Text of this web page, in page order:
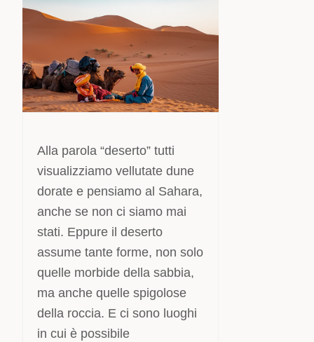
Alla parola “deserto” tutti
visualizziamo vellutate dune
dorate e pensiamo al Sahara,
anche se non ci siamo mai
stati. Eppure il deserto
assume tante forme, non solo
quelle morbide della sabbia,
ma anche quelle spigolose
della roccia. E ci sono luoghi
in cui è possibile